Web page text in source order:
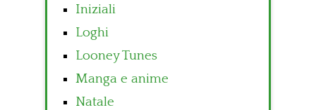
Iniziali
Loghi
Looney Tunes
Manga e anime
Natale